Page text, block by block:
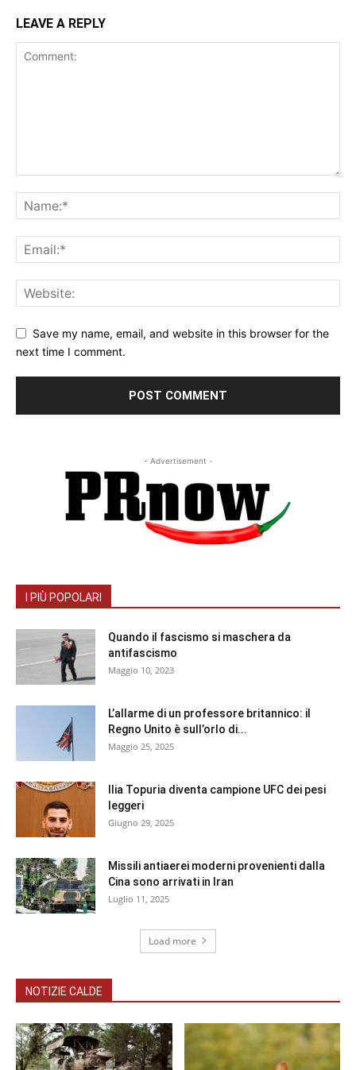
LEAVE A REPLY
Save my name, email, and website in this browser for the
next time I comment.
- Advertisement -
I PIÙ POPOLARI
Quando il fascismo si maschera da
antifascismo
Maggio 10, 2023
L’allarme di un professore britannico: il
Regno Unito è sull’orlo di...
Maggio 25, 2025
Ilia Topuria diventa campione UFC dei pesi
leggeri
Giugno 29, 2025
Missili antiaerei moderni provenienti dalla
Cina sono arrivati in Iran
Luglio 11, 2025
Load more
NOTIZIE CALDE